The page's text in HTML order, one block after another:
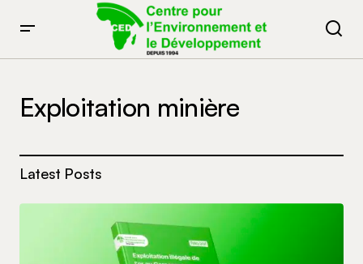
Exploitation minière
Latest Posts